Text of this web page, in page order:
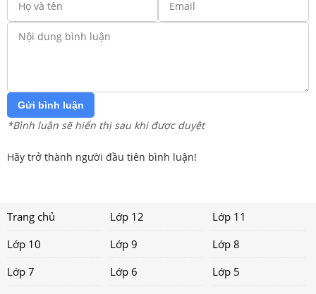
Gửi bình luận
*Bình luận sẽ hiển thị sau khi được duyệt
Hãy trở thành người đầu tiên bình luận!
Trang chủ Lớp 12
Lớp 11
Lớp 10
Lớp 9
Lớp 8
Lớp 7
Lớp 6
Lớp 5